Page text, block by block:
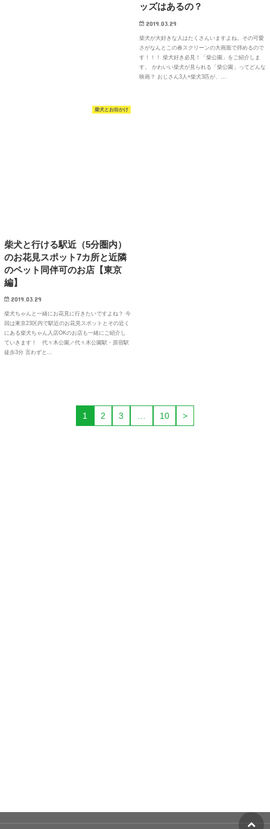
ッズはあるの？
2019.03.29
柴犬が大好きな人はたくさんいますよね。その可愛
さがなんとこの春スクリーンの大画面で拝めるので
す！！！ 柴犬好き必見！「柴公園」をご紹介しま
す。 かわいい柴犬が見られる「柴公園」ってどんな
映画？ おじさん3人×柴犬3匹が、…
柴犬とお出かけ
柴犬と行ける駅近（5分圏内）
のお花見スポット7カ所と近隣
のペット同伴可のお店【東京
編】
2019.03.29
柴犬ちゃんと一緒にお花見に行きたいですよね？ 今
回は東京23区内で駅近のお花見スポットとその近く
にある柴犬ちゃん入店OKのお店も一緒にご紹介し
ていきます！ 代々木公園／代々木公園駅・原宿駅
徒歩3分 言わずと…
1 2 3 10 >